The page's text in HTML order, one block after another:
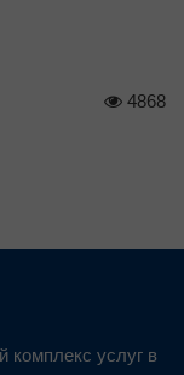
4868
услуг в